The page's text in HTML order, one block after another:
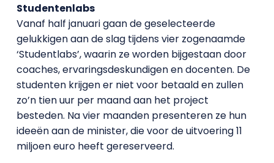
Studentenlabs
Vanaf half januari gaan de geselecteerde
gelukkigen aan de slag tijdens vier zogenaamde
‘Studentlabs’, waarin ze worden bijgestaan door
coaches, ervaringsdeskundigen en docenten. De
studenten krijgen er niet voor betaald en zullen
zo’n tien uur per maand aan het project
besteden. Na vier maanden presenteren ze hun
ideeën aan de minister, die voor de uitvoering 11
miljoen euro heeft gereserveerd.